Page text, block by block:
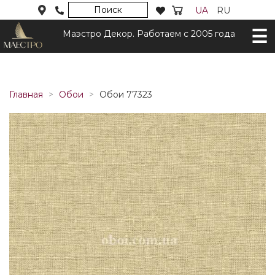
Поиск UA RU
Маэстро Декор. Работаем с 2005 года
Главная Обои Обои 77323